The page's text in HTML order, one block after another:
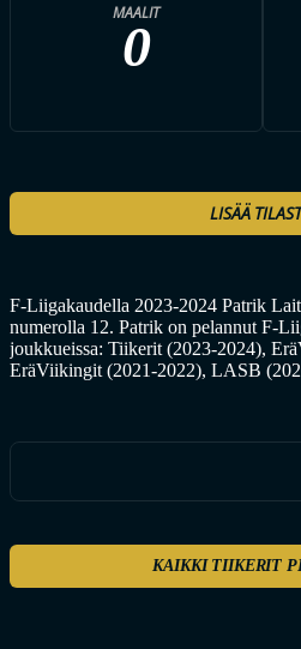
MAALIT
0
LISÄÄ
F-Liigakaudella 2023-2024 Patrik
numerolla 12. Patrik on pelannut F-
joukkueissa: Tiikerit (2023-2024),
EräViikingit (2021-2022), LASB
KAIKKI TIIKERIT